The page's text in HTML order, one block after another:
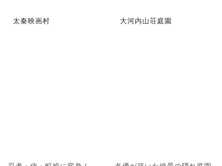
太秦映画村 大河内山荘庭園